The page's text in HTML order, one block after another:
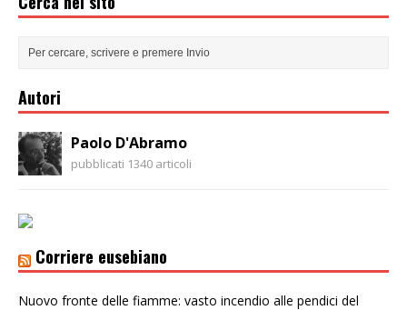
Autori
Paolo D'Abramo
pubblicati 1340 articoli
Corriere eusebiano
Nuovo fronte delle fiamme: vasto incendio alle pendici del